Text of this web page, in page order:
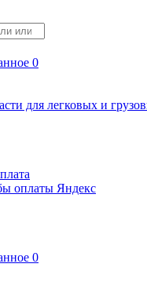
0
для легковых и
оплаты Яндекс
0